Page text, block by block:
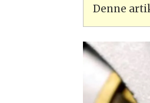
Denne